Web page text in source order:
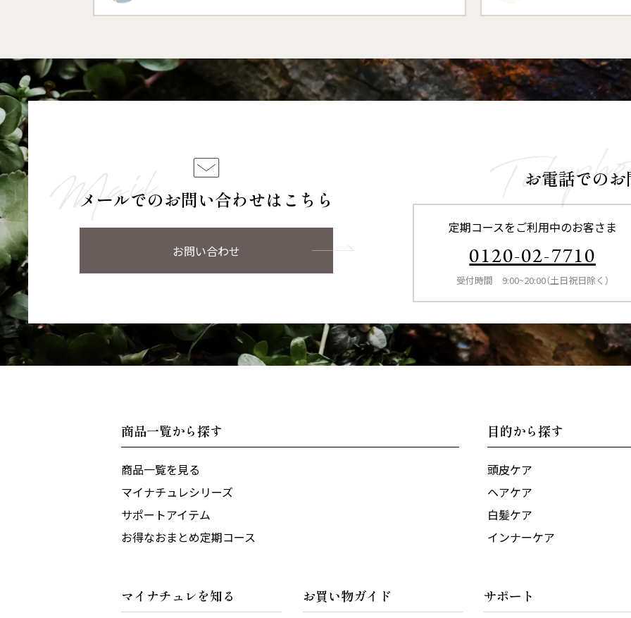
メールでのお問い合わせはこちら
お問い合わせ
お電話での
定期コースをご利用中のお客さま
0120-02-7710
受付時間 9:00~20:00（土日祝日除く）
商品一覧から探す
商品一覧を見る
マイナチュレシリーズ
サポートアイテム
お得なおまとめ定期コース
目的から探す
頭皮ケア
ヘアケア
白髪ケア
インナーケア
マイナチュレを知る お買い物ガイド サポート